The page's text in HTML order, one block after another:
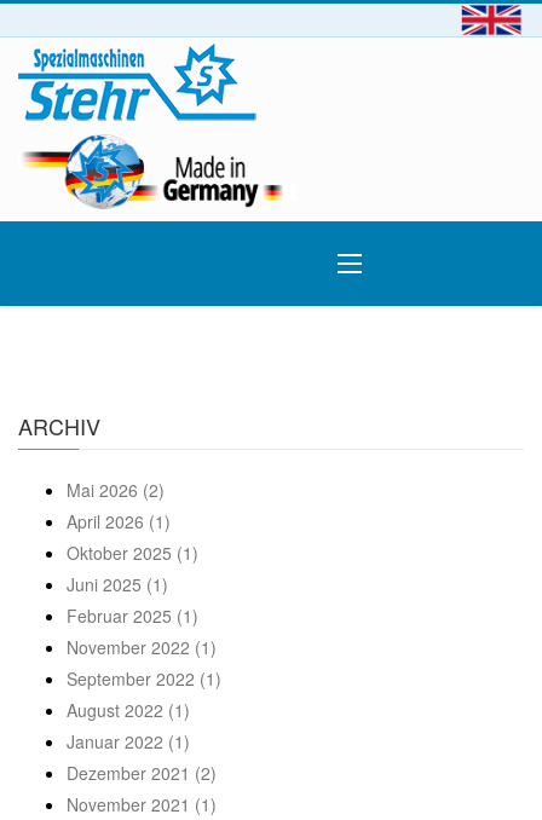
ARCHIV
Mai 2026 (2)
April 2026 (1)
Oktober 2025 (1)
Juni 2025 (1)
Februar 2025 (1)
November 2022 (1)
September 2022 (1)
August 2022 (1)
Januar 2022 (1)
Dezember 2021 (2)
November 2021 (1)